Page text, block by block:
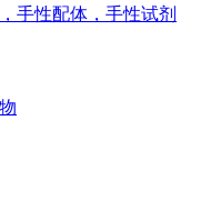
手性配体，手性试剂